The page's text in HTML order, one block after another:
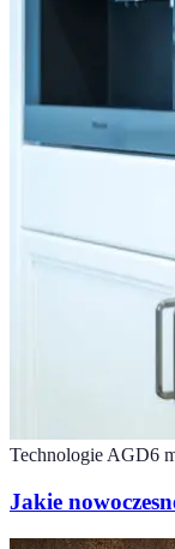
Technologie AGD6
Jakie